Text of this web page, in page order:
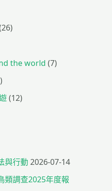
the world (7)
(12)
與行動 2026-07-14
類調查2025年度報